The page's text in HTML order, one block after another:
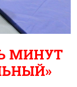
МИНУТ